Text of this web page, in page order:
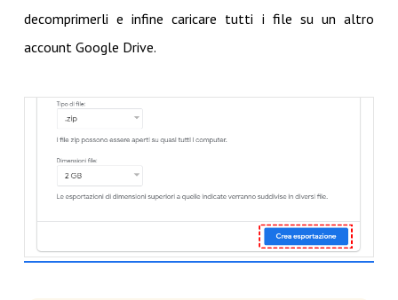
decomprimerli e infine caricare tutti i file su un altro
account Google Drive.